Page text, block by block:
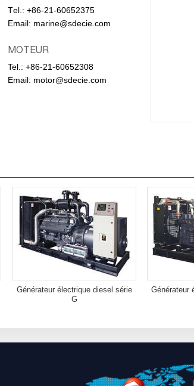
Тel.: +86-21-60652375
Email: marine@sdecie.com
MOTEUR
Tel.: +86-21-60652308
Email: motor@sdecie.com
Générateur électrique diesel série
G
Générateur